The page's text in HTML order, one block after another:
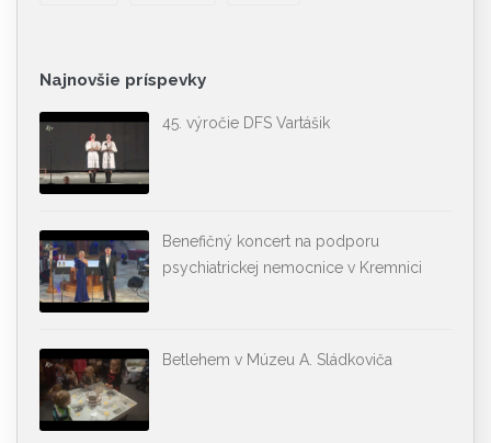
Najnovšie príspevky
45. výročie DFS Vartášik
Benefičný koncert na podporu
psychiatrickej nemocnice v Kremnici
Betlehem v Múzeu A. Sládkoviča